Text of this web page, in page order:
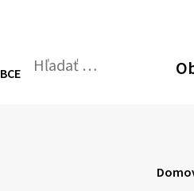
Hľadať:
Odoslať